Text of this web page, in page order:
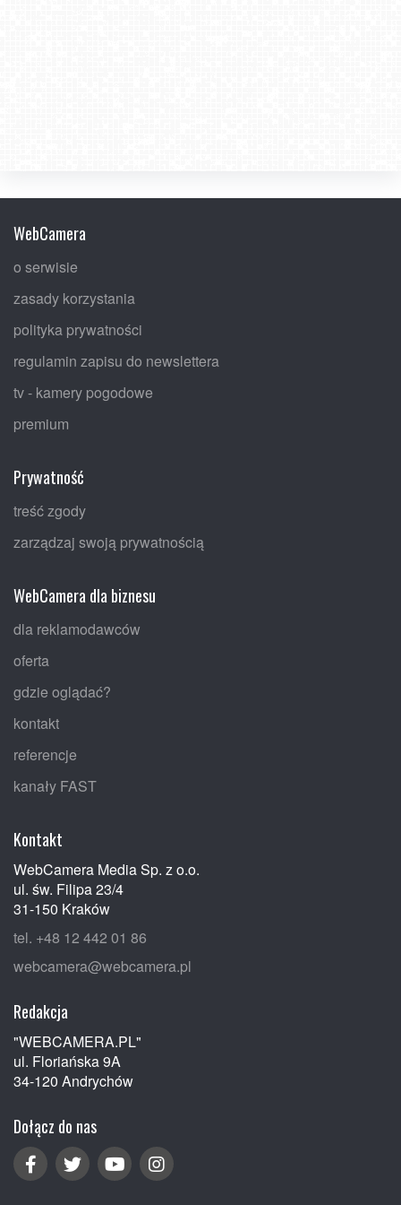
WebCamera
o serwisie
zasady korzystania
polityka prywatności
regulamin zapisu do newslettera
tv - kamery pogodowe
premium
Prywatność
treść zgody
zarządzaj swoją prywatnością
WebCamera dla biznesu
dla reklamodawców
oferta
gdzie oglądać?
kontakt
referencje
kanały FAST
Kontakt
WebCamera Media Sp. z o.o.
ul. św. Filipa 23/4
31-150 Kraków
tel. +48 12 442 01 86
webcamera@webcamera.pl
Redakcja
"WEBCAMERA.PL"
ul. Floriańska 9A
34-120 Andrychów
Dołącz do nas